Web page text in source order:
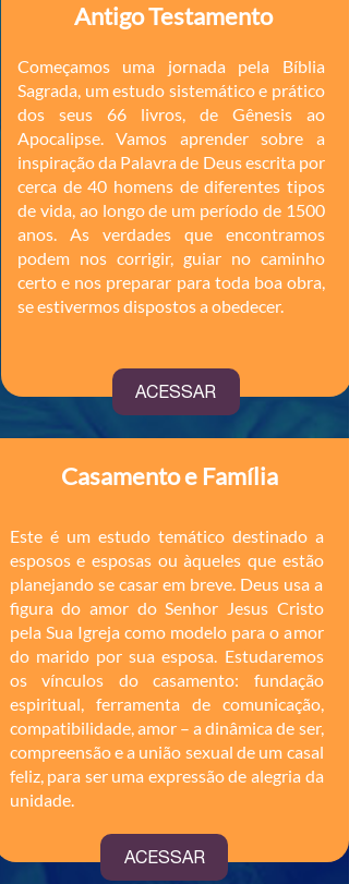
Este é um estudo temático destinado a
esposos e esposas ou àqueles que estão
planejando se casar em breve. Deus usa a
figura do amor do Senhor Jesus Cristo
pela Sua Igreja como modelo para o amor
do marido por sua esposa. Estudaremos
os vínculos do casamento: fundação
espiritual, ferramenta de comunicação,
compatibilidade, amor – a dinâmica de ser,
compreensão e a união sexual de um casal
feliz, para ser uma expressão de alegria da
unidade.
Casamento e Família
ACESSAR
Começamos uma jornada pela Bíblia
Sagrada, um estudo sistemático e prático
dos seus 66 livros, de Gênesis ao
Apocalipse. Vamos aprender sobre a
inspiração da Palavra de Deus escrita por
cerca de 40 homens de diferentes tipos
de vida, ao longo de um período de 1500
anos. As verdades que encontramos
podem nos corrigir, guiar no caminho
certo e nos preparar para toda boa obra,
se estivermos dispostos a obedecer.
Antigo Testamento
ACESSAR